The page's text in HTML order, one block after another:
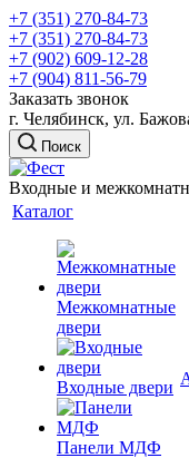
+7 (351) 270-84-73
+7 (351) 270-84-73
+7 (902) 609-12-28
+7 (904) 811-56-79
Заказать звонок
г. Челябинск, ул.
Поиск
Входные и
Каталог
Межкомнатные
двери
Входные двери
Панели МДФ